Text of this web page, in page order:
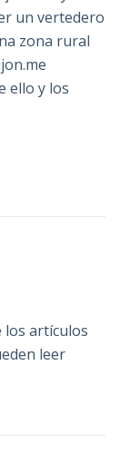
un vertedero
zona rural
ello y los
los artículos
leer